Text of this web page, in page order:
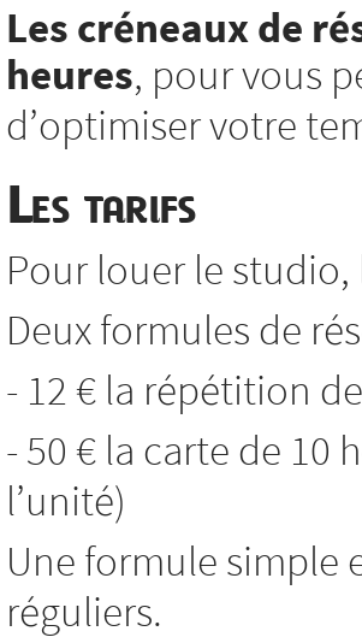
Les créneaux de
heures, pour vous
d’optimiser votre
Les tarifs
Pour louer le
Deux formules de
- 12 € la répétition
- 50 € la carte de 10
l’unité)
Une formule simple
réguliers.